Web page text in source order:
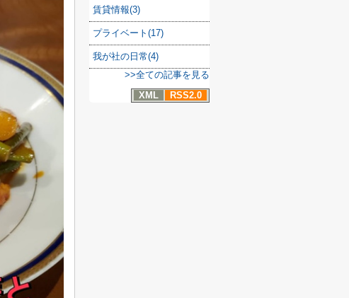
賃貸情報(3)
プライベート(17)
我が社の日常(4)
>>全ての記事を見る
XML
RSS2.0